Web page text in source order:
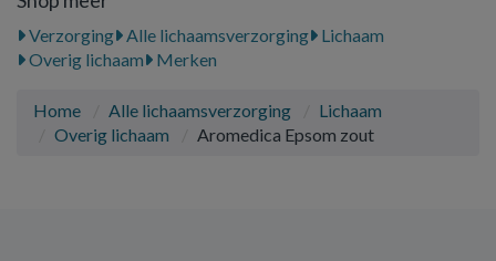
Verzorging Alle lichaamsverzorging
Lichaam
Overig lichaam
Merken
Home Alle lichaamsverzorging
Lichaam
Overig lichaam
Aromedica Epsom zout